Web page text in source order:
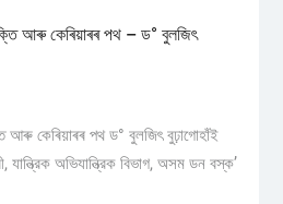
আৰু কেৰিয়াৰৰ পথ – ড° বুলজিৎ
আৰু কেৰিয়াৰৰ পথ ড° বুলজিৎ বুঢ়াগোহাঁই
যান্ত্রিক অভিযান্ত্রিক বিভাগ, অসম ডন বস্ক’